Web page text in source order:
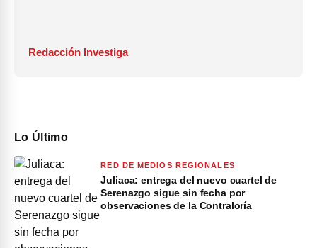
Redacción Investiga
Lo Último
RED DE MEDIOS REGIONALES
Juliaca: entrega del nuevo cuartel de
Serenazgo sigue sin fecha por
observaciones de la Contraloría